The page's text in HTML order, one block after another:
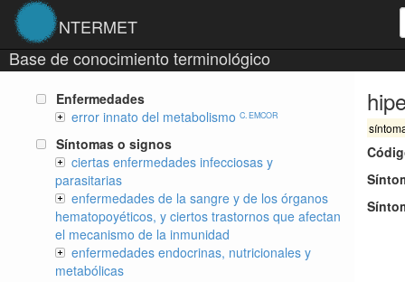
NTERMET
Base de conocimiento terminológico
Enfermedades
error innato del metabolismo C. EMCOR
Síntomas o signos
ciertas enfermedades infecciosas y
parasitarias
enfermedades de la sangre y de los órganos
hematopoyéticos, y ciertos trastornos que afectan
el mecanismo de la inmunidad
enfermedades endocrinas, nutricionales y
metabólicas